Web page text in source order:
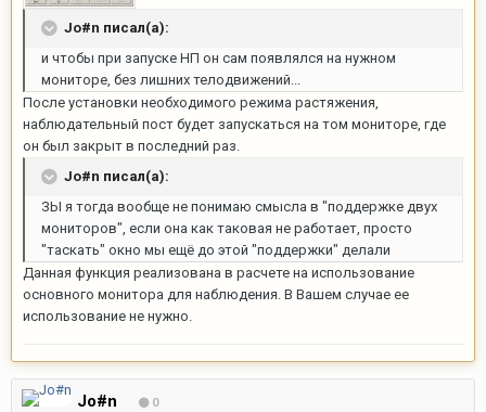
Jo#n писал(а):
и чтобы при запуске НП он сам появлялся на нужном
мониторе, без лишних телодвижений...
После установки необходимого режима растяжения,
наблюдательный пост будет запускаться на том мониторе, где
он был закрыт в последний раз.
Jo#n писал(а):
ЗЫ я тогда вообще не понимаю смысла в "поддержке двух
мониторов", если она как таковая не работает, просто
"таскать" окно мы ещё до этой "поддержки" делали
Данная функция реализована в расчете на использование
основного монитора для наблюдения. В Вашем случае ее
использование не нужно.
Jo#n 0